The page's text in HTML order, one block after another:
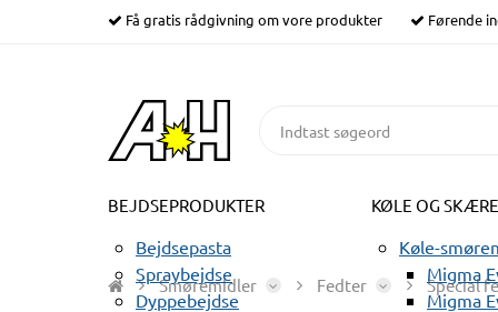
Få gratis rådgivning om vore produkter Førende
BEJDSEPRODUKTER
Bejdsepasta
Spraybejdse
Dyppebejdse
KØLE OG
Køle-
Migma
Migma
Smøremidler Fedter Special